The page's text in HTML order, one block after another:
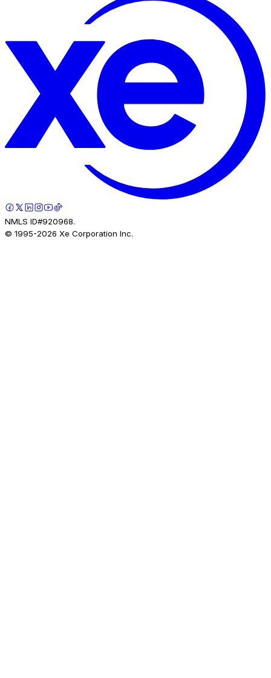
NMLS ID#920968.
© 1995-2026 Xe Corporation Inc.